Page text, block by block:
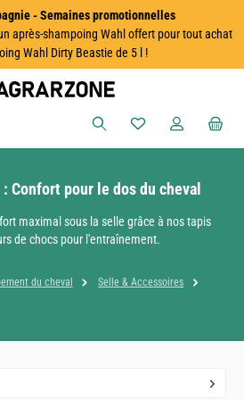
- Semaines promotionnelles
après-shampoing Wahl offert pour tout achat
Wahl Dirty Beastie de 5 l !
Vous avez 0
Confort pour le dos du cheval
maximal sous la selle grâce à nos tapis
de chocs pour l'entraînement.
du cheval
Selle & Accessoires